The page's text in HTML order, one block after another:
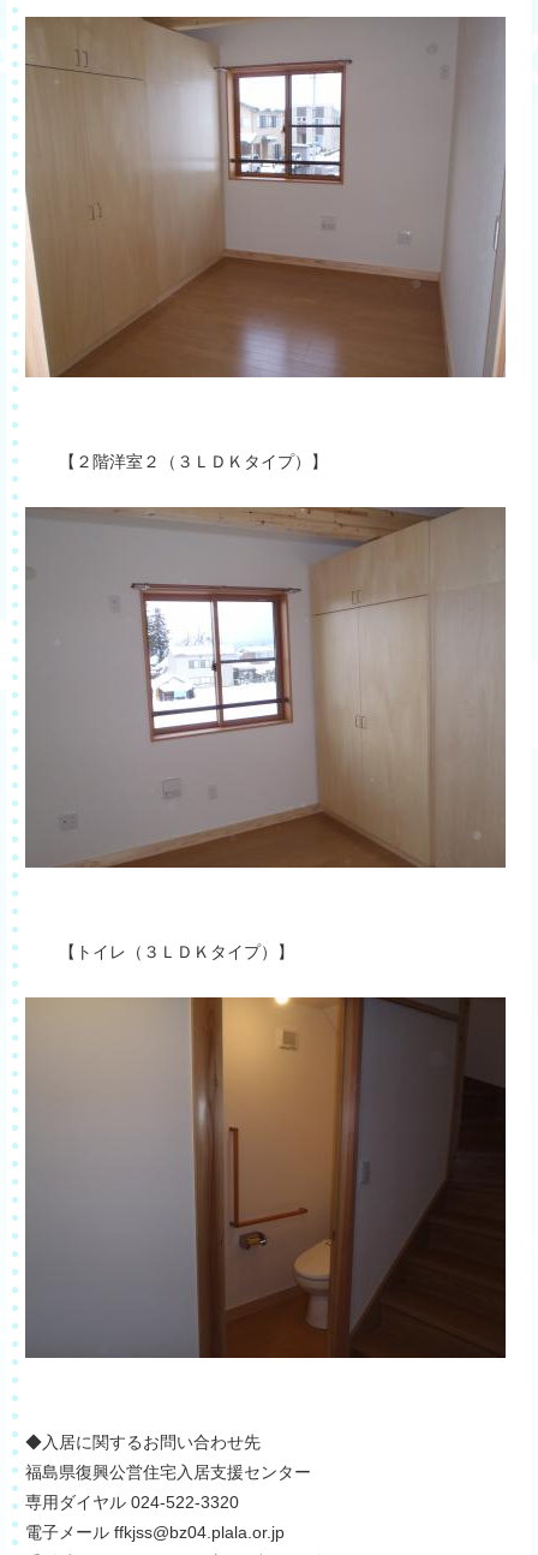
【２階洋室２（３ＬＤＫタイプ）】
【トイレ（３ＬＤＫタイプ）】
◆入居に関するお問い合わせ先
福島県復興公営住宅入居支援センター
専用ダイヤル 024-522-3320
電子メール ffkjss@bz04.plala.or.jp